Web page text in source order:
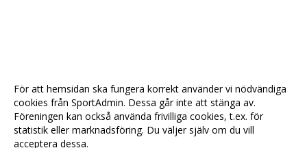
För att hemsidan ska fungera korrekt använder vi nödvändiga
cookies från SportAdmin. Dessa går inte att stänga av.
Föreningen kan också använda frivilliga cookies, t.ex. för
statistik eller marknadsföring. Du väljer själv om du vill
acceptera dessa.